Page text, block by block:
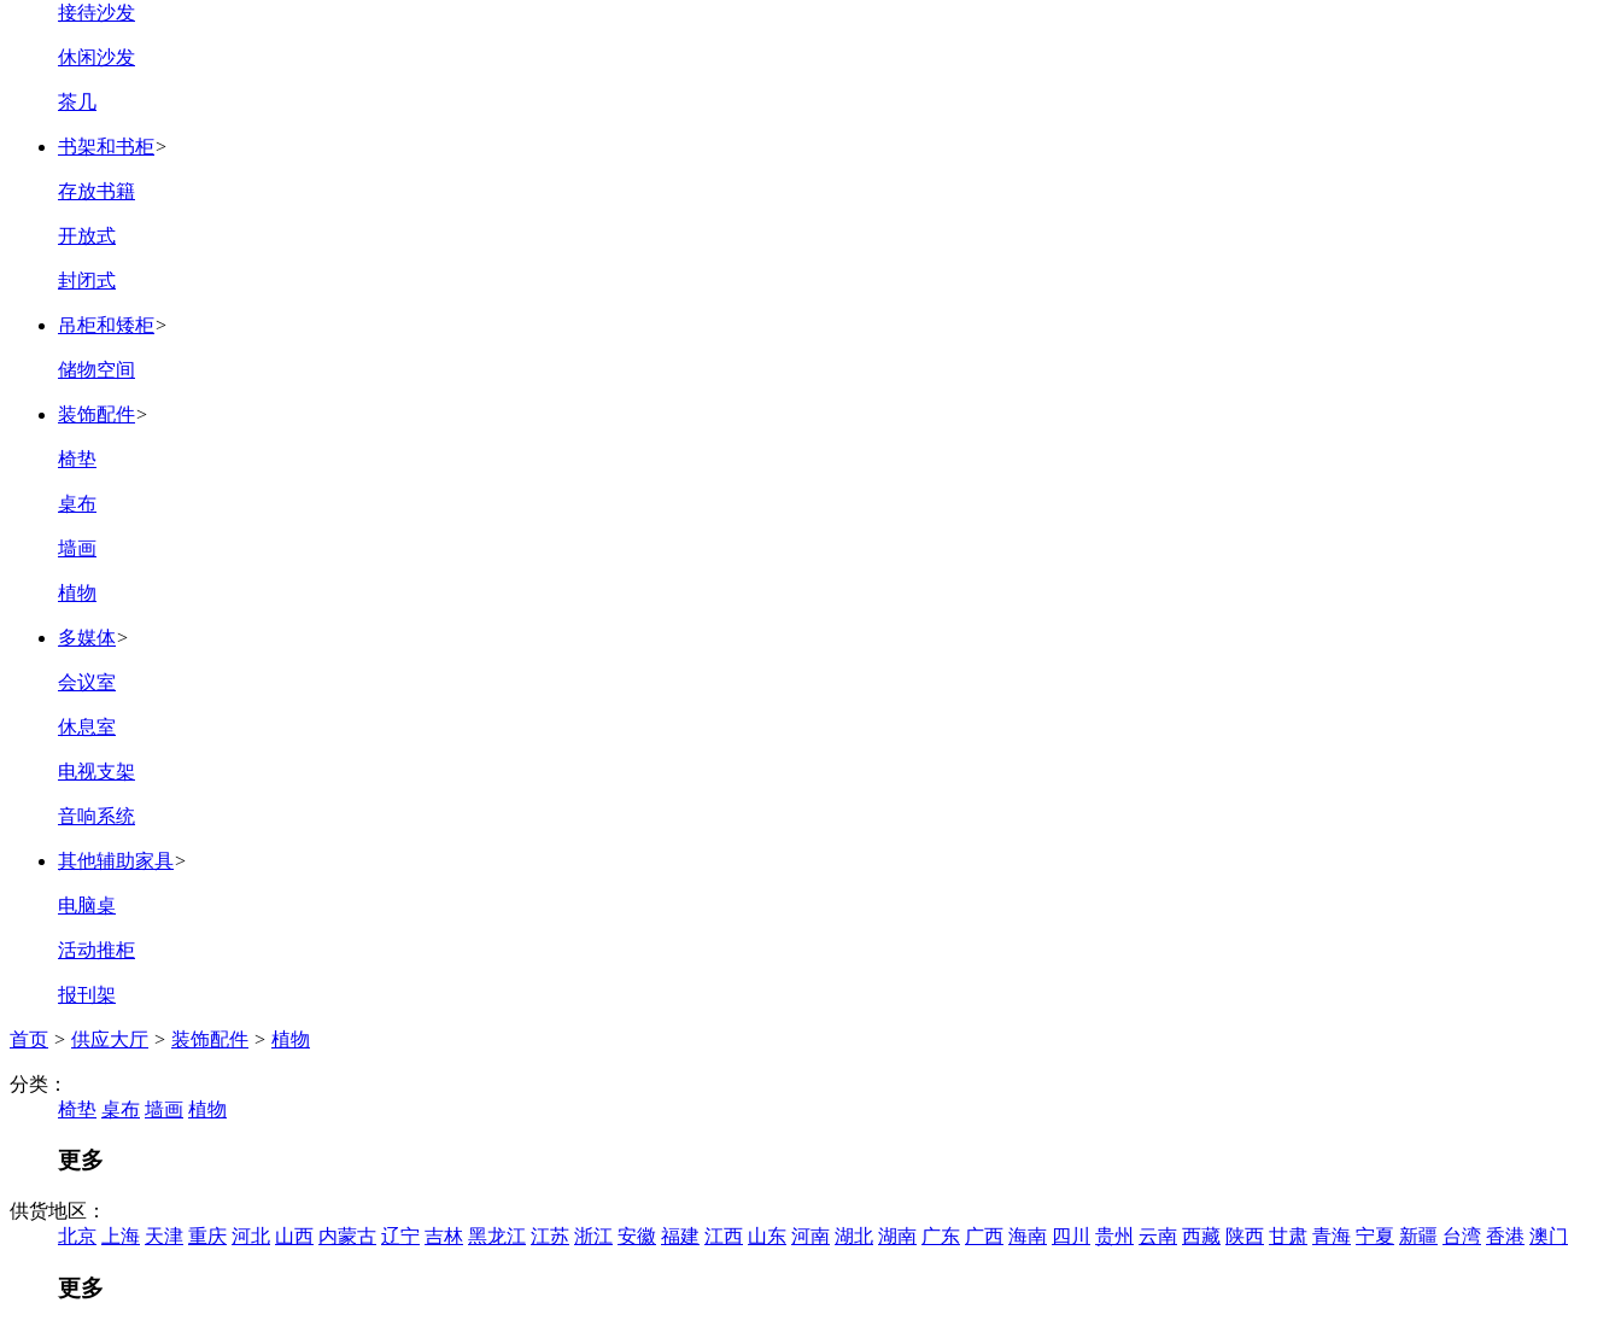
接待沙发
休闲沙发
茶几
书架和书柜>
存放书籍
开放式
封闭式
吊柜和矮柜>
储物空间
装饰配件>
椅垫
桌布
墙画
植物
多媒体>
会议室
休息室
电视支架
音响系统
其他辅助家具>
电脑桌
活动推柜
报刊架
首页 > 供应大厅 > 装饰配件 > 植物
分类：
椅垫 桌布 墙画 植物
更多
供货地区：
北京
上海 天津 重庆 河北 山西 内蒙古 辽宁 吉林 黑龙江 江苏 浙江 安徽 福建 江西 山东 河南 湖北 湖南 广东 广西 海南 四川 贵州 云南 西藏 陕西 甘肃 青海 宁夏 新疆 台湾 香港 澳门
更多